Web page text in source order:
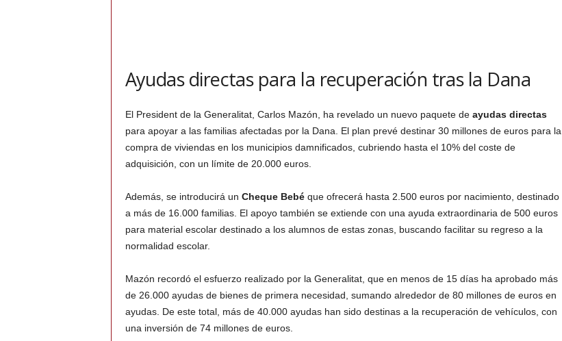
Ayudas directas para la recuperación tras la Dana
El President de la Generalitat, Carlos Mazón, ha revelado un nuevo paquete de ayudas directas
para apoyar a las familias afectadas por la Dana. El plan prevé destinar 30 millones de euros para la
compra de viviendas en los municipios damnificados, cubriendo hasta el 10% del coste de
adquisición, con un límite de 20.000 euros.
Además, se introducirá un Cheque Bebéque ofrecerá hasta 2.500 euros por nacimiento, destinado
a más de 16.000 familias. El apoyo también se extiende con una ayuda extraordinaria de 500 euros
para material escolar destinado a los alumnos de estas zonas, buscando facilitar su regreso a la
normalidad escolar.
Mazón recordó el esfuerzo realizado por la Generalitat, que en menos de 15 días ha aprobado más
de 26.000 ayudas de bienes de primera necesidad, sumando alrededor de 80 millones de euros en
ayudas. De este total, más de 40.000 ayudas han sido destinas a la recuperación de vehículos, con
una inversión de 74 millones de euros.